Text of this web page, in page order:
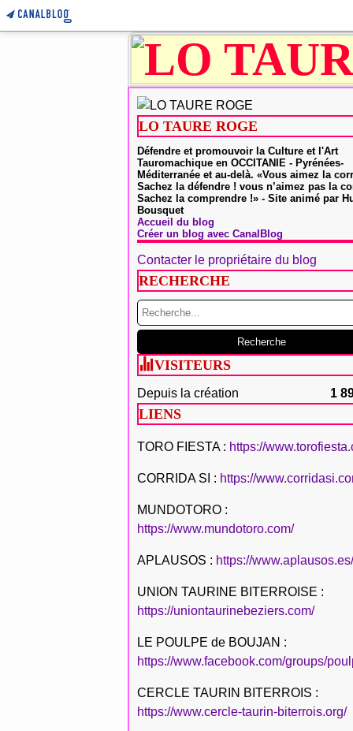
LO TAURE ROGE
Défendre et promouvoir la Culture et l'Art
Tauromachique en OCCITANIE - Pyrénées-
Méditerranée et au-delà. «Vous aimez la
Sachez la défendre ! vous n’aimez pas la
Sachez la comprendre !» - Site animé par
Bousquet
Accueil du blog
Créer un blog avec CanalBlog
Contacter le propriétaire du blog
RECHERCHE
VISITEURS
Depuis la création 1
LIENS
TORO FIESTA : https://
CORRIDA SI : https://
MUNDOTORO :
https://www.mundotoro.com/
APLAUSOS : https://www.aplausos.es/
UNION TAURINE BITERROISE :
https://uniontaurinebeziers.com/
LE POULPE de BOUJAN :
https://www.facebook.com/groups/
CERCLE TAURIN BITERROIS :
https://www.cercle-taurin-biterrois.org/